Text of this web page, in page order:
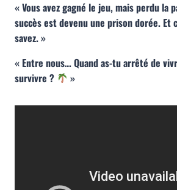
« Vous avez gagné le jeu, mais perdu la
succès est devenu une prison dorée. Et
savez. »
« Entre nous… Quand as-tu arrêté de
survivre ?
»